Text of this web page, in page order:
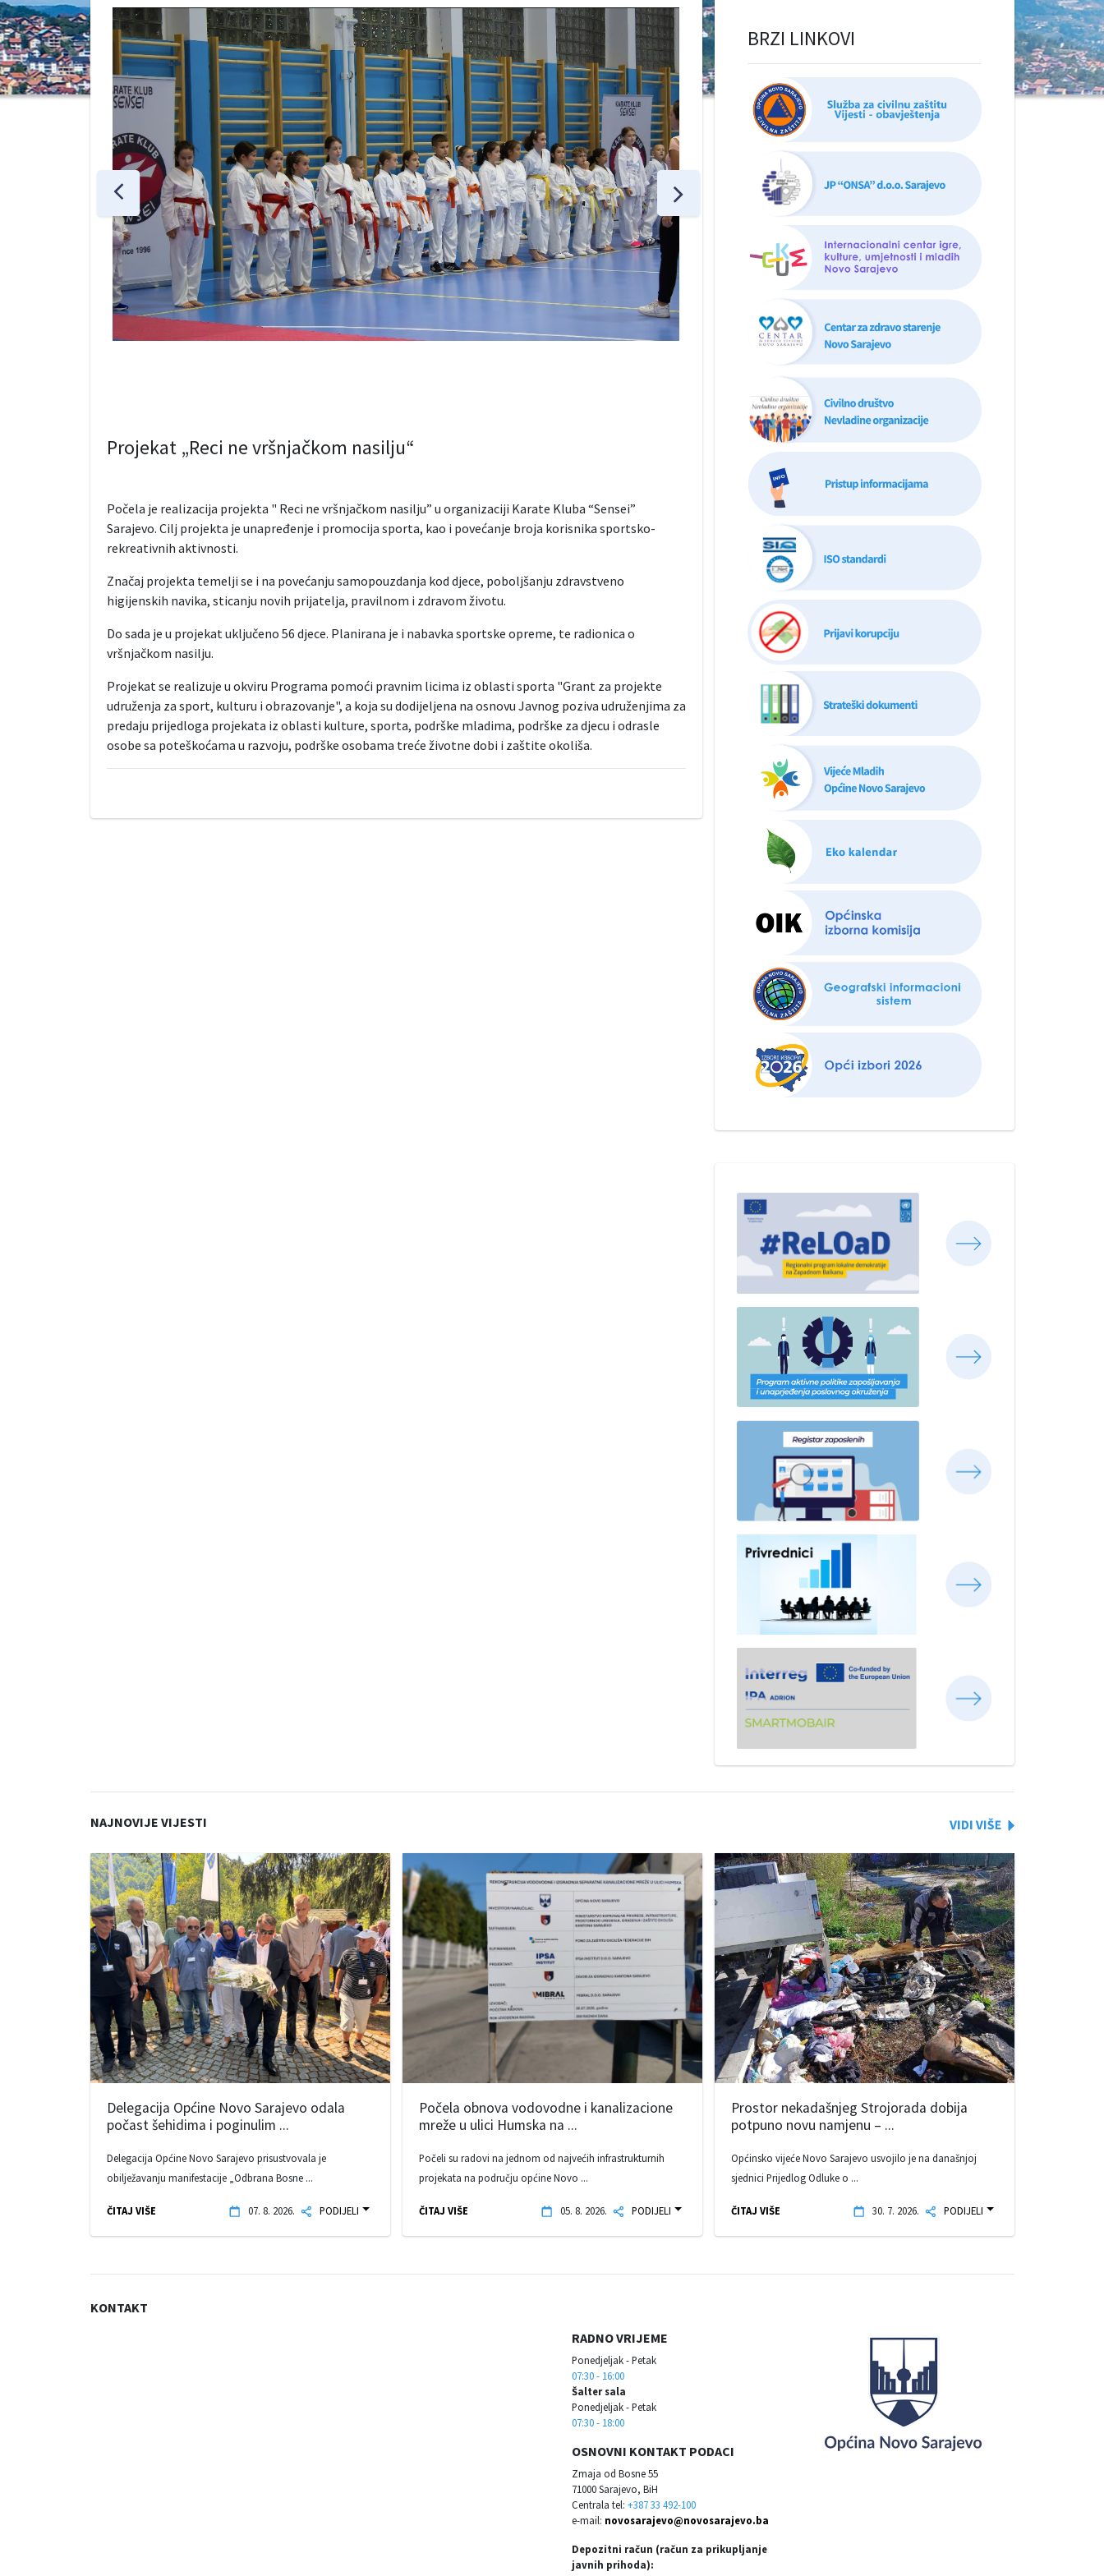
Projekat „Reci ne vršnjačkom nasilju“
Počela je realizacija projekta " Reci ne vršnjačkom nasilju” u organizaciji Karate Kluba “Sensei”
Sarajevo. Cilj projekta je unapređenje i promocija sporta, kao i povećanje broja korisnika sportsko-
rekreativnih aktivnosti.
Značaj projekta temelji se i na povećanju samopouzdanja kod djece, poboljšanju zdravstveno
higijenskih navika, sticanju novih prijatelja, pravilnom i zdravom životu.
Do sada je u projekat uključeno 56 djece. Planirana je i nabavka sportske opreme, te radionica o
vršnjačkom nasilju.
Projekat se realizuje u okviru Programa pomoći pravnim licima iz oblasti sporta "Grant za projekte
udruženja za sport, kulturu i obrazovanje", a koja su dodijeljena na osnovu Javnog poziva udruženjima za
predaju prijedloga projekata iz oblasti kulture, sporta, podrške mladima, podrške za djecu i odrasle
osobe sa poteškoćama u razvoju, podrške osobama treće životne dobi i zaštite okoliša.
BRZI LINKOVI
NAJNOVIJE VIJESTI
Delegacija Općine Novo Sarajevo odala
počast šehidima i poginulim ...
Delegacija Općine Novo Sarajevo prisustvovala je
obilježavanju manifestacije „Odbrana Bosne ...
ČITAJ VIŠE 07. 8. 2026. PODIJELI
Počela obnova vodovodne i kanalizacione
mreže u ulici Humska na ...
Počeli su radovi na jednom od najvećih infrastrukturnih
projekata na području općine Novo ...
ČITAJ VIŠE 05. 8. 2026. PODIJELI
Prostor nekadašnjeg Strojorada dobija
potpuno novu namjenu – ...
Općinsko vijeće Novo Sarajevo usvojilo je na današnjoj
sjednici Prijedlog Odluke o ...
ČITAJ VIŠE 30. 7. 2026. PODIJELI
KONTAKT
RADNO VRIJEME
Ponedjeljak - Petak
07:30 - 16:00
Šalter sala
Ponedjeljak - Petak
07:30 - 18:00
OSNOVNI KONTAKT PODACI
Zmaja od Bosne 55
71000 Sarajevo, BiH
Centrala tel: +387 33 492-100
e-mail: novosarajevo@novosarajevo.ba
Depozitni račun (račun za prikupljanje
javnih prihoda):